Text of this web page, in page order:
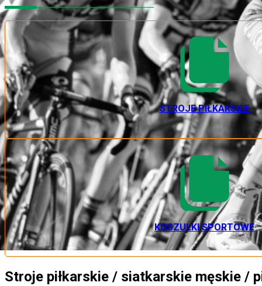
STROJE PIŁKARSKIE
KOSZULKI SPORTOWE
Stroje piłkarskie / siatkarskie męskie /